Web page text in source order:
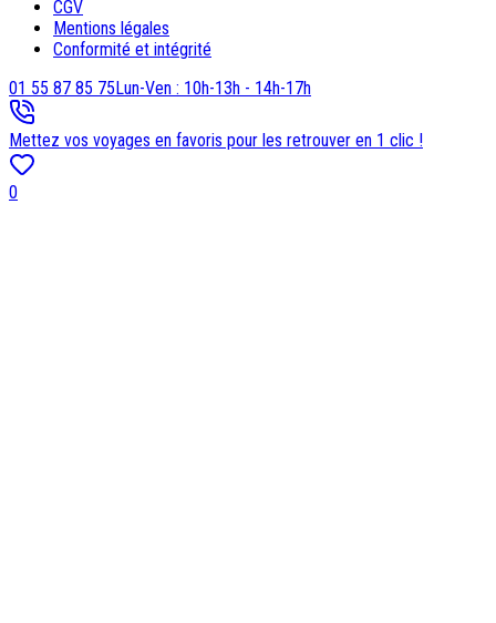
CGV
Mentions légales
Conformité et intégrité
01 55 87 85 75 Lun-Ven : 10h-13h - 14h-17h
Mettez vos voyages en favoris pour les retrouver en 1 clic !
0